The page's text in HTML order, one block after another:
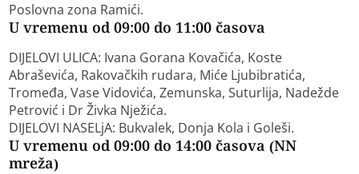
Poslovna zona Ramići.
U vremenu od 09:00 do 11:00 časova
DIJELOVI ULICA: Ivana Gorana Kovačića, Koste
Abraševića, Rakovačkih rudara, Miće Ljubibratića,
Tromeđa, Vase Vidovića, Zemunska, Suturlija, Nadežde
Petrović i Dr Živka Nježića.
DIJELOVI NASELjA: Bukvalek, Donja Kola i Goleši.
U vremenu od 09:00 do 14:00 časova (NN
mreža)